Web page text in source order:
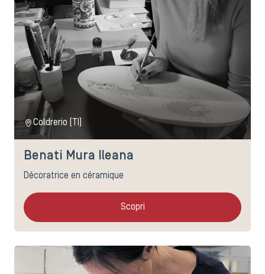
Coldrerio (TI)
Benati Mura Ileana
Décoratrice en céramique
Scopri